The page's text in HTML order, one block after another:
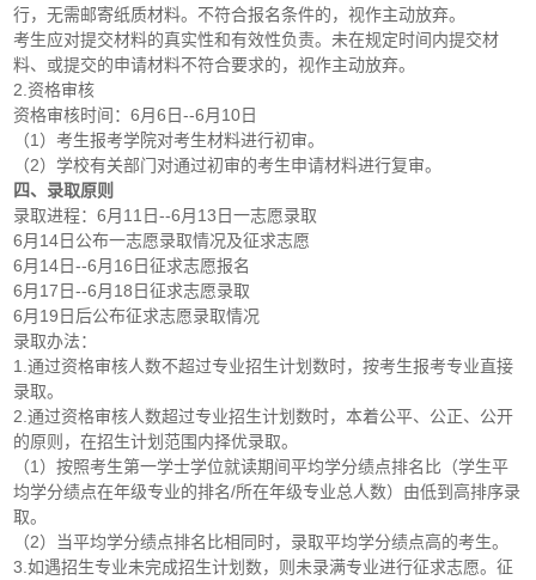
行，无需邮寄纸质材料。不符合报名条件的，视作主动放弃。
考生应对提交材料的真实性和有效性负责。未在规定时间内提交材
料、或提交的申请材料不符合要求的，视作主动放弃。
2.资格审核
资格审核时间：6月6日--6月10日
（1）考生报考学院对考生材料进行初审。
（2）学校有关部门对通过初审的考生申请材料进行复审。
四、录取原则
录取进程：6月11日--6月13日一志愿录取
6月14日公布一志愿录取情况及征求志愿
6月14日--6月16日征求志愿报名
6月17日--6月18日征求志愿录取
6月19日后公布征求志愿录取情况
录取办法：
1.通过资格审核人数不超过专业招生计划数时，按考生报考专业直接
录取。
2.通过资格审核人数超过专业招生计划数时，本着公平、公正、公开
的原则，在招生计划范围内择优录取。
（1）按照考生第一学士学位就读期间平均学分绩点排名比（学生平
均学分绩点在年级专业的排名/所在年级专业总人数）由低到高排序录
取。
（2）当平均学分绩点排名比相同时，录取平均学分绩点高的考生。
3.如遇招生专业未完成招生计划数，则未录满专业进行征求志愿。征